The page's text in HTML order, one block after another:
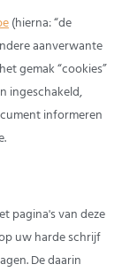
(hierna: “de
aanverwante
gemak “cookies”
ingeschakeld,
informeren
pagina's van deze
uw harde schrijf
De daarin